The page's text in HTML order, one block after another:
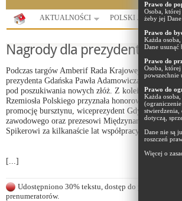
Prawo do
Osoba,
żeby jej
Prawo do
Każda
Dane
Prawo do
Osoba,
powszechnie
Prawo do
Każda
stwierdzenia,
dotyczą,
Dane nie są
roszczeń
Więcej o
AKTUALNOŚCI POLSKI JUBILER
Nagrody dla prezydentów
Podczas targów Amberif Rada Krajowej Izby
prezydenta Gdańska Pawła Adamowicza za
pod poszukiwania nowych złóż. Z kolei Komisja
Rzemiosła Polskiego przyznała honorowe medale
promocję bursztynu, wiceprezydent Gdyni Ewie
zawodowego oraz prezesowi Międzynarodowych
Spikerowi za kilkanaście lat współpracy ze
[...]
Udostępniono 30% tekstu, dostęp do pełnej treści
prenumeratorów.